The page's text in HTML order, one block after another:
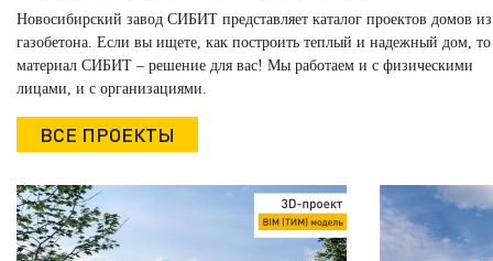
Новосибирский завод СИБИТ представляет каталог проектов домов из
газобетона. Если вы ищете, как построить теплый и надежный дом, то
материал СИБИТ – решение для вас! Мы работаем и с физическими
лицами, и с организациями.
ВСЕ ПРОЕКТЫ